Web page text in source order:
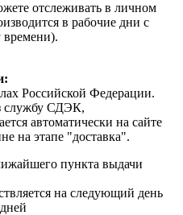
отслеживать в личном
в рабочие дни с
времени).
Российской Федерации.
службу СДЭК,
автоматически на сайте
на этапе "доставка".
пункта выдачи
на следующий день